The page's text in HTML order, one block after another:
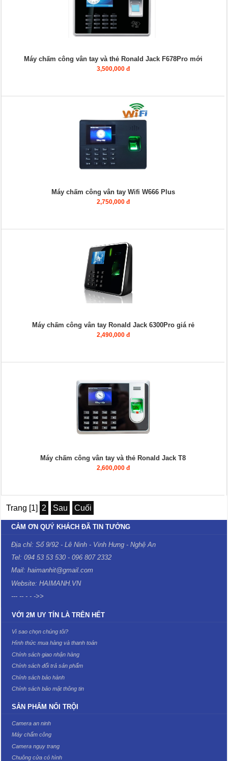
Máy chấm công vân tay và thẻ Ronald Jack F678Pro mới
3,500,000 đ
Máy chấm công vân tay Wifi W666 Plus
2,750,000 đ
Máy chấm công vân tay Ronald Jack 6300Pro giá rẻ
2,490,000 đ
Máy chấm công vân tay và thẻ Ronald Jack T8
2,600,000 đ
Trang [1] 2 Sau Cuối
CẢM ƠN QUÝ KHÁCH ĐÃ TIN TƯỞNG
Địa chỉ: Số 9/92 - Lê Ninh - Vinh Hưng - Nghệ An
Tel: 094 53 53 530 - 096 807 2332
Mail: haimanhit@gmail.com
Website: HAIMANH.VN
--- -- - - ->>
VỚI 2M UY TÍN LÀ TRÊN HẾT
Vì sao chọn chúng tôi?
Hình thức mua hàng và thanh toán
Chính sách giao nhận hàng
Chính sách đổi trả sản phẩm
Chính sách bảo hành
Chính sách bảo mật thông tin
SẢN PHẨM NỔI TRỘI
Camera an ninh
Máy chấm công
Camera ngụy trang
Chuông cửa có hình